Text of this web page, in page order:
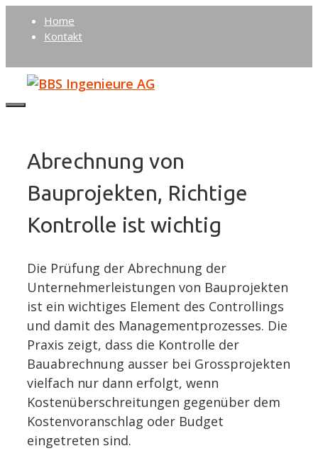
SpringeHome
Kontakt
Abrechnung von
Bauprojekten, Richtige
Kontrolle ist wichtig
Die Prüfung der Abrechnung der
Unternehmerleistungen von Bauprojekten
ist ein wichtiges Element des Controllings
und damit des Managementprozesses. Die
Praxis zeigt, dass die Kontrolle der
Bauabrechnung ausser bei Grossprojekten
vielfach nur dann erfolgt, wenn
Kostenüberschreitungen gegenüber dem
Kostenvoranschlag oder Budget
eingetreten sind.